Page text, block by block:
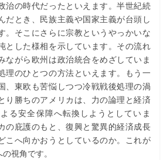
治の時代だったといえます。半世紀続
だとき、民族主義や国家主義が台頭し
。そこにさらに宗教というやっかいな
とした様相を示しています。その流れ
ながら欧州は政治統合をめざしていま
理のひとつの方法といえます。もう一
、東欧も苦悩しつつ冷戦戦後処理の渦
り勝ちのアメリカは、力の論理と経済
る安全保障へ転換しようとしていま
の庇護のもと、復興と驚異的経済成長
こへ向かおうとしているのか。これが
視角です。